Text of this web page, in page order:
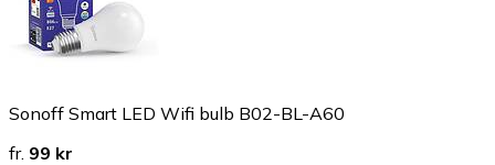
Sonoff Smart LED Wifi bulb B02-BL-A60
fr. 99 kr